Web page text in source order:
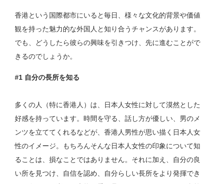
香港という国際都市にいると毎日、様々な文化的背景や価値
観を持った魅力的な外国人と知り合うチャンスがあります。
でも、どうしたら彼らの興味を引きつけ、先に進むことがで
きるのでしょうか。
#1 自分の長所を知る
多くの人（特に香港人）は、日本人女性に対して漠然とした
好感を持っています。時間を守る、話し方が優しい、男のメ
ンツを立ててくれるなどが、香港人男性が思い描く日本人女
性のイメージ。もちろんそんな日本人女性の印象について知
ることは、損なことではありません。それに加え、自分の良
い所を見つけ、自信を認め、自分らしい長所をより発揮でき